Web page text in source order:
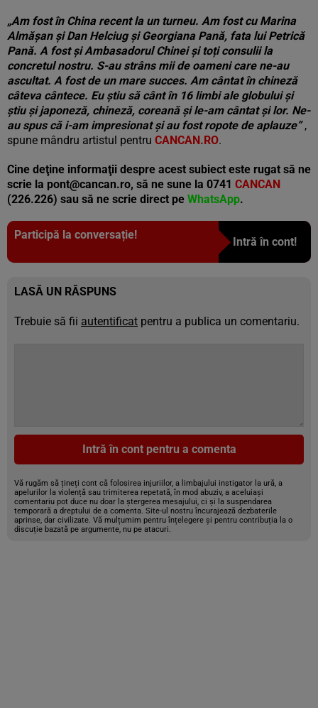
„Am fost în China recent la un turneu. Am fost cu Marina
Almășan și Dan Helciug și Georgiana Pană, fata lui Petrică
Pană. A fost și Ambasadorul Chinei și toți consulii la
concretul nostru. S-au strâns mii de oameni care ne-au
ascultat. A fost de un mare succes. Am cântat în chineză
câteva cântece. Eu știu să cânt în 16 limbi ale globului și
știu și japoneză, chineză, coreană și le-am cântat și lor. Ne-
au spus că i-am impresionat și au fost ropote de aplauze”,
spune mândru artistul pentru CANCAN.RO.
Cine deţine informaţii despre acest subiect este rugat să ne
scrie la pont@cancan.ro, să ne sune la 0741 CANCAN
(226.226) sau să ne scrie direct pe WhatsApp.
Participă la conversație!
Intră în cont!
LASĂ UN RĂSPUNS
Trebuie să fii autentificat pentru a publica un comentariu.
Intră în cont pentru a comenta
Vă rugăm să țineți cont că folosirea injuriilor, a limbajului instigator la ură, a
apelurilor la violență sau trimiterea repetată, în mod abuziv, a aceluiași
comentariu pot duce nu doar la ștergerea mesajului, ci și la suspendarea
temporară a dreptului de a comenta. Site-ul nostru încurajează dezbaterile
aprinse, dar civilizate. Vă mulțumim pentru înțelegere și pentru contribuția la o
discuție bazată pe argumente, nu pe atacuri.